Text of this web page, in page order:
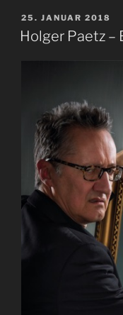
VERÖFFENTLICHT
AM
25. JANUAR 2018
Holger Paetz –